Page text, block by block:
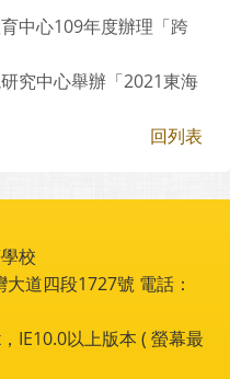
中心109年度辦理「跨
究中心舉辦「2021東海
回列表
校
道四段1727號 電話：
IE10.0以上版本 ( 螢幕最